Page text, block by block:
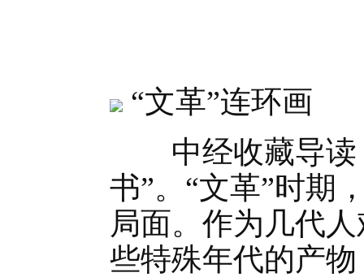
“文革”连环画
中经收藏导读
书”。“文革”时期
局面。作为几代
些特殊年代的产